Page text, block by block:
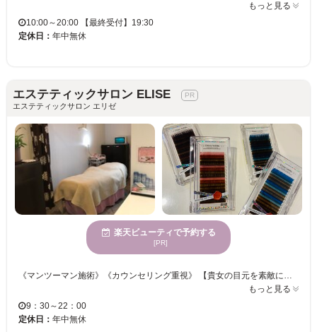
もっと見る
10:00～20:00 【最終受付】19:30
定休日： 年中無休
エステティックサロン ELISE
エステティックサロン エリゼ
楽天ビューティで予約する
[PR]
《マンツーマン施術》《カウンセリング重視》 【貴女の目元を素敵にチェンジ♪お仕事で派手にできない方もナチュラルな印象に仕上げます！】 ナチュラルで美しく、かつ魅力的なまつ毛で、瞳の魅力をもっと引き出すお手伝い☆ リピーター専用メニューも充実しているので、きれいをずっと持続できるのもうれしい♪ こだわり厳選の商材をご用意しています。お気軽にご相談ください！！
もっと見る
9：30～22：00
定休日： 年中無休